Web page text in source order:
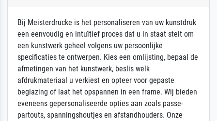
Bij Meisterdrucke is het personaliseren van uw kunstdruk
een eenvoudig en intuïtief proces dat u in staat stelt om
een kunstwerk geheel volgens uw persoonlijke
specificaties te ontwerpen. Kies een omlijsting, bepaal de
afmetingen van het kunstwerk, beslis welk
afdrukmateriaal u verkiest en opteer voor gepaste
beglazing of laat het opspannen in een frame. Wij bieden
eveneens gepersonaliseerde opties aan zoals passe-
partouts, spanningshoutjes en afstandhouders. Onze